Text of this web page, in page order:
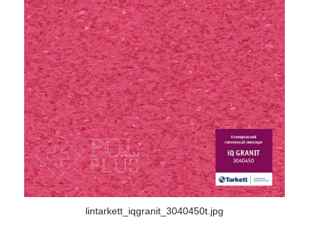
lintarkett_iqgranit_3040450t.jpg